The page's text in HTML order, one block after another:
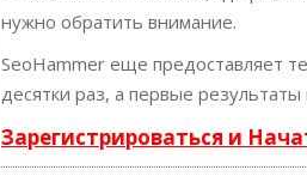
нужно обратить внимание.
SeoHammer еще предоставляет
десятки раз, а первые
Зарегистрироваться и